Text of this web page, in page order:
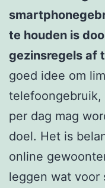
te houden is
gezinsregels af
goed idee om
per dag mag
doel. Het is
online
leggen wat voor